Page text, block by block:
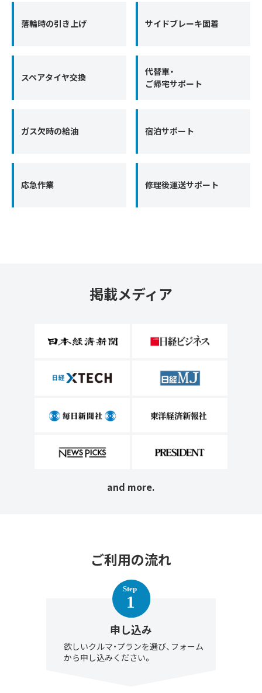
落輪時の引き上げ サイドブレーキ固着
スペアタイヤ交換
代替車・
ご帰宅サポート
ガス欠時の給油 宿泊サポート
応急作業 修理後運送サポート
掲載メディア
and more.
ご利用の流れ
申し込み
欲しいクルマ・プランを選び、フォーム
から申し込みください。